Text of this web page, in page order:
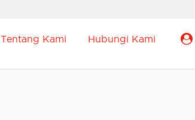
Tentang Kami Hubungi Kami